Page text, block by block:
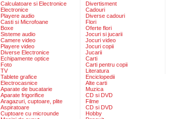
Calculatoare si Electronice
Electronice
Playere audio
Casti si Microfoane
Boxe
Sisteme audio
Camere video
Playere video
Diverse Electronice
Echipamente optice
Foto
TV
Tablete grafice
Electrocasnice
Aparate de bucatarie
Aparate frigorifice
Aragazuri, cuptoare, plite
Aspiratoare
Cuptoare cu microunde
Divertisment
Cadouri
Diverse cadouri
Flori
Oferte flori
Jocuri si jucarii
Jocuri video
Jocuri copii
Jucarii
Carti
Carti pentru copii
Literatura
Enciclopedii
Alte carti
Muzica
CD si DVD
Filme
CD si DVD
Hobby